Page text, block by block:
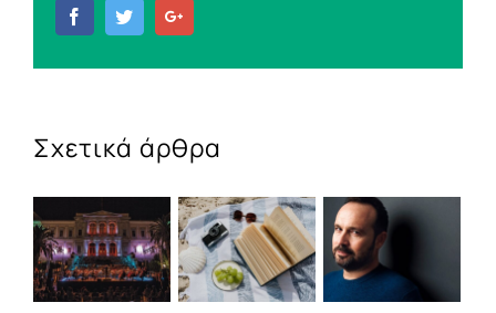
FacebookTwitter
Σχετικά άρθρα